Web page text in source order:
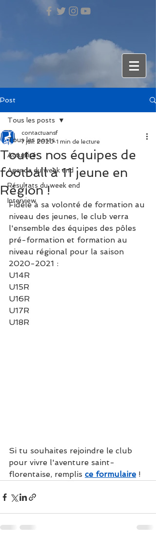
Post
Tous les posts
Actualité
Agenda du week end
Résultats du week end
Interview
Tous les posts
Toutes nos équipes de
football à 11 jeune en
Région !
contactuansf
7 juil. 2020 1 min de lecture
Fidèle à sa volonté de formation au
niveau des jeunes, le club verra
l'ensemble des équipes des pôles
pré-formation et formation au
niveau régional pour la saison
2020-2021 :
U14R
U15R
U16R
U17R
U18R
Si tu souhaites rejoindre le club
pour vivre l'aventure saint-
florentaise, remplis ce formulaire !